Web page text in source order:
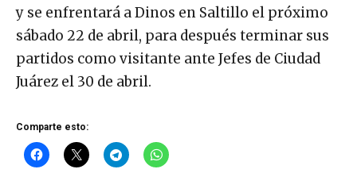
y se enfrentará a Dinos en Saltillo el próximo
sábado 22 de abril, para después terminar sus
partidos como visitante ante Jefes de Ciudad
Juárez el 30 de abril.
Comparte esto: